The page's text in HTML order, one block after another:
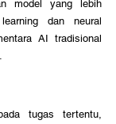
model yang lebih
dan neural
AI tradisional
tugas tertentu,